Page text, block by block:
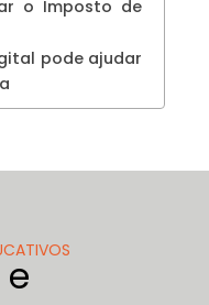
o Imposto de
pode ajudar